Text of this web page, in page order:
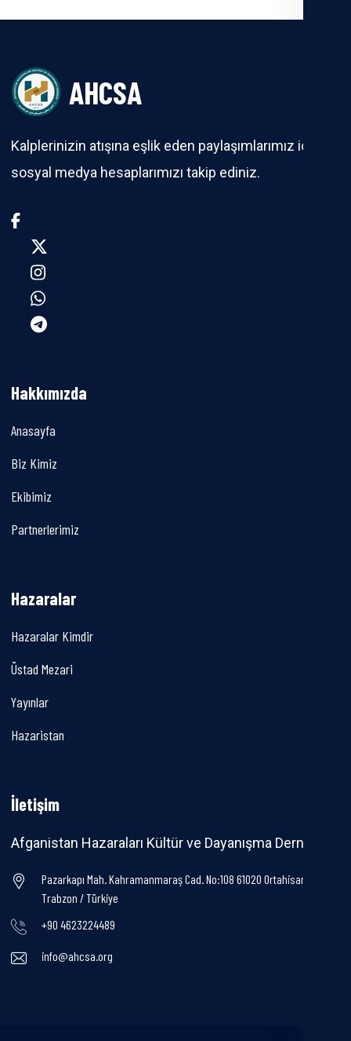
AHCSA
Kalplerinizin atışına eşlik eden paylaşımlarımız için
sosyal medya hesaplarımızı takip ediniz.
Hakkımızda
Anasayfa
Biz Kimiz
Ekibimiz
Partnerlerimiz
Hazaralar
Hazaralar Kimdir
Üstad Mezari
Yayınlar
Hazaristan
İletişim
Afganistan Hazaraları Kültür ve Dayanışma Derneği
Pazarkapı Mah. Kahramanmaraş Cad. No:108 61020 Ortahisar /
Trabzon / Türkiye
+90 4623224489
info@ahcsa.org